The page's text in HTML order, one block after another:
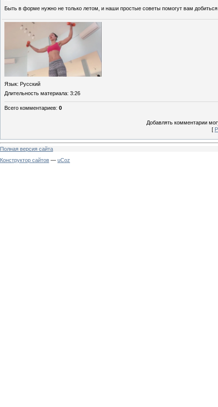
Быть в форме нужно не только летом, и наши простые советы помогут вам добиться
Язык: Русский
Длительность материала: 3:26
Всего комментариев: 0
Добавлять комментарии
[
Полная версия сайта
Конструктор сайтов — uCoz